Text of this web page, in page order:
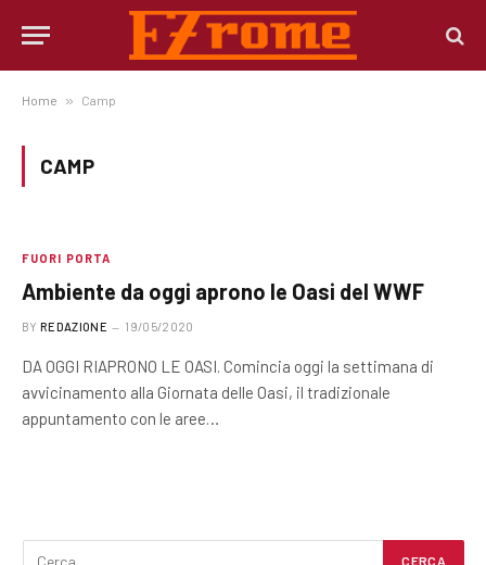
Home » Camp
CAMP
FUORI PORTA
Ambiente da oggi aprono le Oasi del WWF
BY REDAZIONE 19/05/2020
DA OGGI RIAPRONO LE OASI. Comincia oggi la settimana di
avvicinamento alla Giornata delle Oasi, il tradizionale
appuntamento con le aree…